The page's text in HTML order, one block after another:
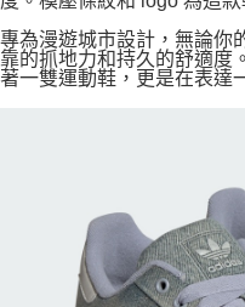
專為漫遊城市設計，無論你
靠的抓地力和持久的舒適度
著一雙運動鞋，更是在表達